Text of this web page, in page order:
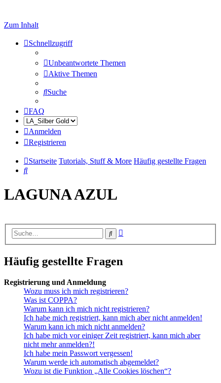
Zum Inhalt
Schnellzugriff
Unbeantwortete Themen
Aktive Themen
Suche
FAQ
Anmelden
Registrieren
Startseite Tutorials, Stuff & More Häufig gestellte Fragen
Suche
LAGUNA AZUL
Suche
Häufig gestellte Fragen
Registrierung und Anmeldung
Wozu muss ich mich registrieren?
Was ist COPPA?
Warum kann ich mich nicht registrieren?
Ich habe mich registriert, kann mich aber nicht anmelden!
Warum kann ich mich nicht anmelden?
Ich habe mich vor einiger Zeit registriert, kann mich aber
nicht mehr anmelden?!
Ich habe mein Passwort vergessen!
Warum werde ich automatisch abgemeldet?
Wozu ist die Funktion „Alle Cookies löschen“?